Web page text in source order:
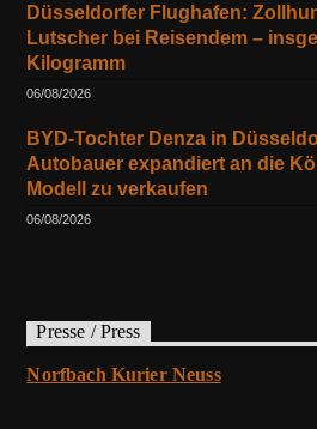
Düsseldorfer Flughafen:
Lutscher bei Reisendem –
Kilogramm
06/08/2026
BYD-Tochter Denza in
Autobauer expandiert an die Kö
Modell zu verkaufen
06/08/2026
Presse / Press
Norfbach Kurier Neuss